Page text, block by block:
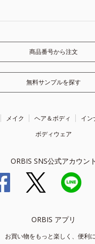
商品番号から注文
無料サンプルを探す
メイク ヘア＆ボディ
イン
ボディウェア
ORBIS SNS公式アカウント
ORBIS アプリ
お買い物をもっと楽しく、便利